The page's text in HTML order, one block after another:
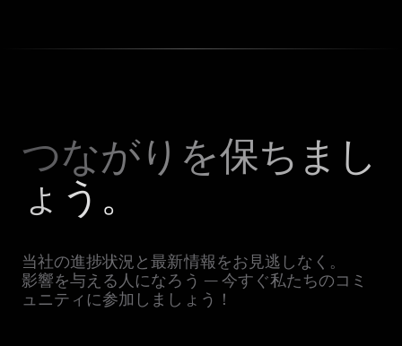
つながりを保ちまし
ょう。
当社の進捗状況と最新情報をお見逃しなく。
影響を与える人になろう — 今すぐ私たちのコミ
ュニティに参加しましょう！